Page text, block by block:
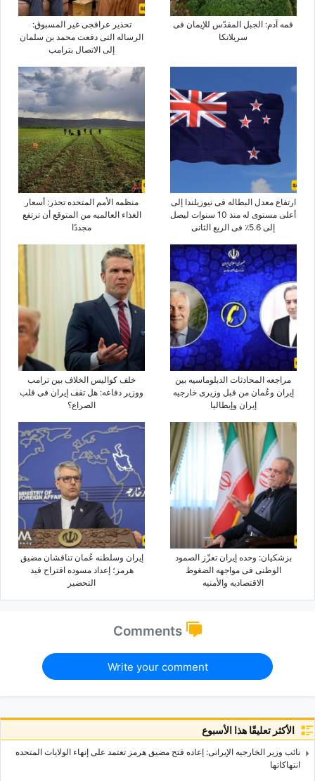
قمه آدم: الجبل المقدّس للإیمان فی
سریلانکا
تحذیر عراقجی غیر المسبوق:
الرساله التی دفعت محمد بن سلمان
إلى الاتصال بترامب
ارتفاع معدل البطاله فی نیوزیلندا إلى
أعلى مستوى له منذ 10 سنوات لیصل
إلى 5.6٪ فی الربع الثانی
منظمه الأمم المتحده تحذر: أسعار
الغذاء العالمیه من المتوقع أن ترتفع
مجددًا
مراجعه المحادثات الدبلوماسیه بین
إیران وعُمان من قبل وزیری خارجیه
إیران وإیطالیا
خلف کوالیس الخلاف بین ترامب
ووزیر دفاعه: هل تقف إیران فی قلب
الصراع؟
بزشکیان: وحده إیران تعزّز الصمود
الوطنی فی مواجهه الضغوط
الاقتصادیه والأمنیه
إیران وسلطنه عُمان تناقشان مضیق
هرمز؛ إعداد مسوده اقتراح قید
التحضیر
Comments
Write your comment
الأكثر تعليقًا هذا الأسبوع
نائب وزیر الخارجیه الإیرانی: إعاده فتح مضیق هرمز تعتمد على إنهاء الولایات المتحده
انتهاکاتها